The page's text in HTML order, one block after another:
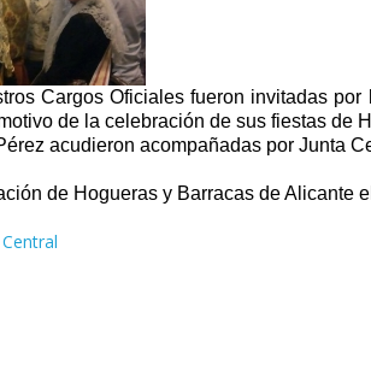
Cargos Oficiales fueron invitadas
de la celebración de sus fiestas de
acudieron acompañadas por Junta
de Hogueras y Barracas de Alicante